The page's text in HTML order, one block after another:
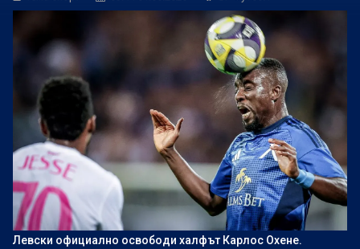
Левски официално освободи халфът Карлос Охене.